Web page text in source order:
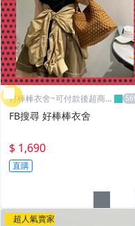
好棒棒衣舍~可付款後超商取
貨
FB搜尋 好棒棒衣舍
$ 1,690
直購
超人氣賣家